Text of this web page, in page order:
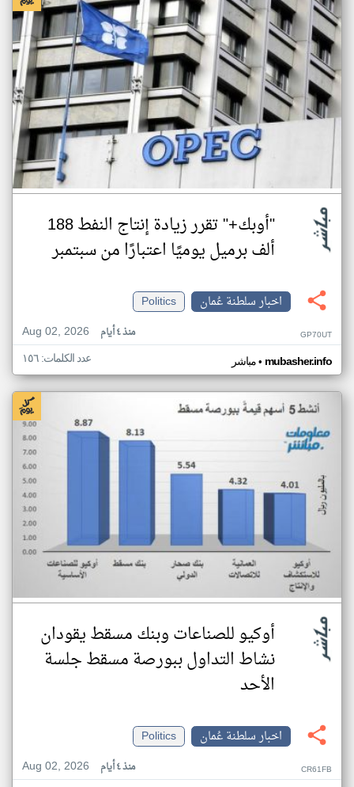
"أوبك+" تقرر زيادة إنتاج النفط 188
ألف برميل يوميًا اعتبارًا من سبتمبر
اخبار سلطنة عُمان
Politics
Aug 02, 2026
منذ ٤ أيام GP70UT
مباشر• mubasher.info عدد الكلمات: ١٥٦
أوكيو للصناعات وبنك مسقط يقودان
نشاط التداول ببورصة مسقط جلسة
الأحد
اخبار سلطنة عُمان
Politics
Aug 02, 2026
منذ ٤ أيام CR61FB